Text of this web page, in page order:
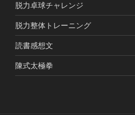
脱力卓球チャレンジ
脱力整体トレーニング
読書感想文
陳式太極拳